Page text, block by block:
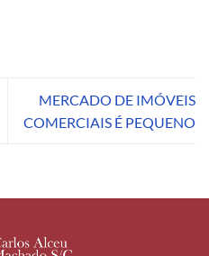
MERCADO DE IMÓVEIS
COMERCIAIS É PEQUENO